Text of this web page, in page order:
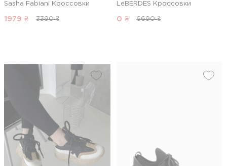
Sasha Fabiani Кроссовки
1979 ₴ 3390 ₴
LeBERDES Кроссовки
0 ₴ 6690 ₴